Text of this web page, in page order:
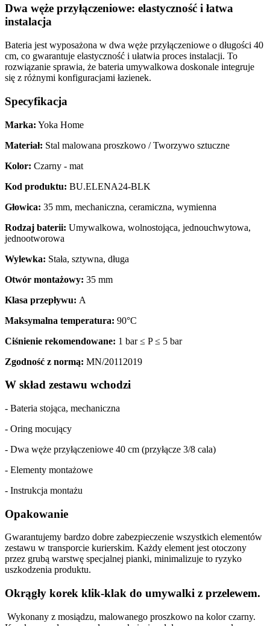
Dwa węże przyłączeniowe: elastyczność i łatwa
instalacja
Bateria jest wyposażona w dwa węże przyłączeniowe o długości 40
cm, co gwarantuje elastyczność i ułatwia proces instalacji. To
rozwiązanie sprawia, że bateria umywalkowa doskonale integruje
się z różnymi konfiguracjami łazienek.
Specyfikacja
Marka: Yoka Home
Materiał: Stal malowana proszkowo / Tworzywo sztuczne
Kolor: Czarny - mat
Kod produktu: BU.ELENA24-BLK
Głowica: 35 mm, mechaniczna, ceramiczna, wymienna
Rodzaj baterii: Umywalkowa, wolnostojąca, jednouchwytowa,
jednootworowa
Wylewka: Stała, sztywna, długa
Otwór montażowy: 35 mm
Klasa przepływu: A
Maksymalna temperatura: 90°C
Ciśnienie rekomendowane: 1 bar ≤ P ≤ 5 bar
Zgodność z normą: MN/20112019
W skład zestawu wchodzi
- Bateria stojąca, mechaniczna
- Oring mocujący
- Dwa węże przyłączeniowe 40 cm (przyłącze 3/8 cala)
- Elementy montażowe
- Instrukcja montażu
Opakowanie
Gwarantujemy bardzo dobre zabezpieczenie wszystkich elementów
zestawu w transporcie kurierskim. Każdy element jest otoczony
przez grubą warstwę specjalnej pianki, minimalizuje to ryzyko
uszkodzenia produktu.
Okrągły korek klik-klak do umywalki z przelewem.
Wykonany z mosiądzu, malowanego proszkowo na kolor czarny.